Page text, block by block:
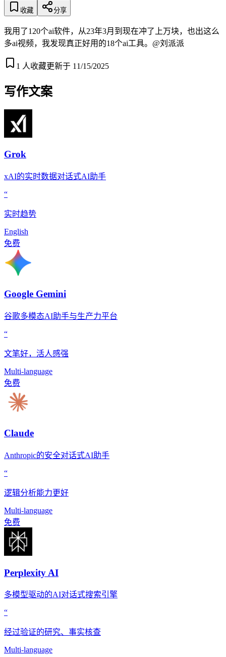
收藏 分享
我用了120个ai软件，从23年3月到现在冲了上万块，也出这么
多ai视频，我发现真正好用的18个ai工具。@刘派派
1 人收藏更新于 11/15/2025
写作文案
Grok
xAI的实时数据对话式AI助手
“
实时趋势
English
免费
Google Gemini
谷歌多模态AI助手与生产力平台
“
文笔好，活人感强
Multi-language
免费
Claude
Anthropic的安全对话式AI助手
“
逻辑分析能力更好
Multi-language
免费
Perplexity AI
多模型驱动的AI对话式搜索引擎
“
经过验证的研究、事实核查
Multi-language